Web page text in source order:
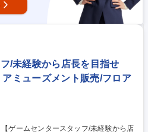
/未経験から店長を目指せ
ミューズメント販売/フロア